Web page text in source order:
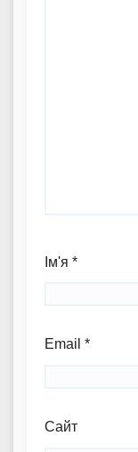
Ім'я *
Email *
Сайт